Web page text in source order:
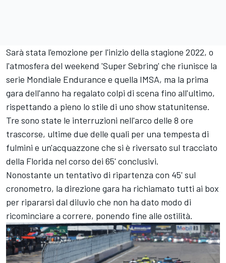
Sarà stata l'emozione per l'inizio della stagione 2022, o
l'atmosfera del weekend 'Super Sebring' che riunisce la
serie Mondiale Endurance e quella IMSA, ma la prima
gara dell'anno ha regalato colpi di scena fino all'ultimo,
rispettando a pieno lo stile di uno show statunitense.
Tre sono state le interruzioni nell'arco delle 8 ore
trascorse, ultime due delle quali per una tempesta di
fulmini e un'acquazzone che si è riversato sul tracciato
della Florida nel corso dei 65' conclusivi.
Nonostante un tentativo di ripartenza con 45' sul
cronometro, la direzione gara ha richiamato tutti ai box
per ripararsi dal diluvio che non ha dato modo di
ricominciare a correre, ponendo fine alle ostilità.